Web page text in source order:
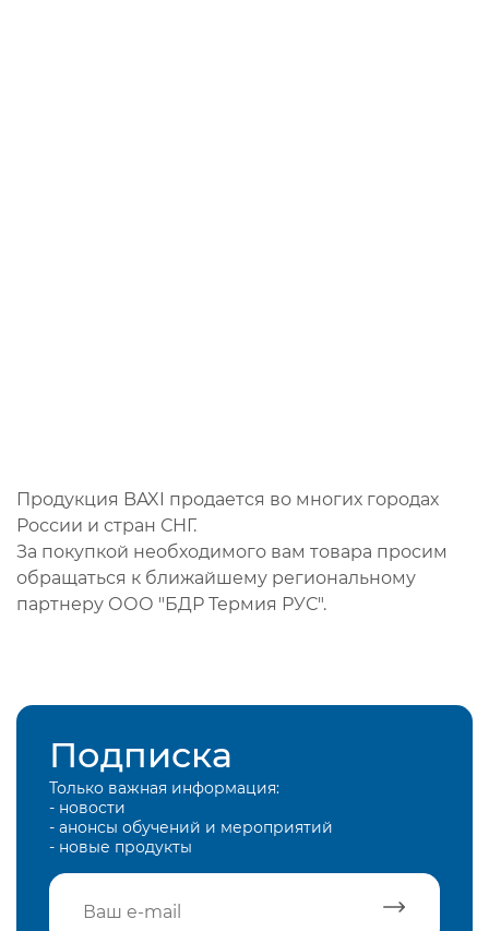
Продукция BAXI продается во многих городах
России и стран СНГ.
За покупкой необходимого вам товара просим
обращаться к ближайшему региональному
партнеру ООО "БДР Термия РУС".
Подписка
Только важная информация:
- новости
- анонсы обучений и мероприятий
- новые продукты